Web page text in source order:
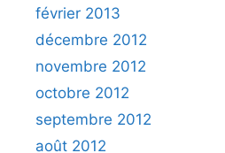
février 2013
décembre 2012
novembre 2012
octobre 2012
septembre 2012
août 2012